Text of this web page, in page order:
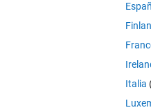
series tables (data attached).
want to add the sunrise/sunset
data, I will have to add the
to matlab. Please help.
Italia